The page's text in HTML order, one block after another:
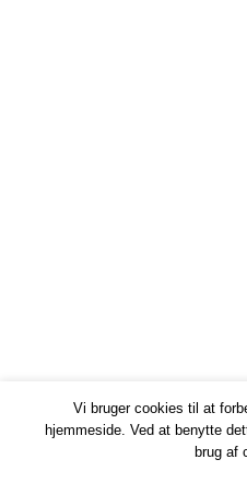
Vi bruger cookies til at
hjemmeside. Ved at benytte
brug af